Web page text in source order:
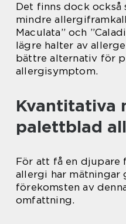
Det finns dock också
mindre
Maculata” och
lägre halter av
bättre alternativ för
allergisymptom.
Kvantitativa
palettblad
För att få en djupare
allergi har mätningar
förekomsten av
omfattning.